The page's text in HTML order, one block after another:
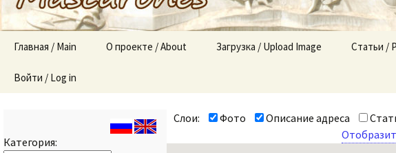
Перейти
содержимому
Главная / Main О проекте / About
Правила (Rules)
Загрузка / Upload Image Статьи /
Войти / Log in
Категория:
Слои: Фото Описание адреса